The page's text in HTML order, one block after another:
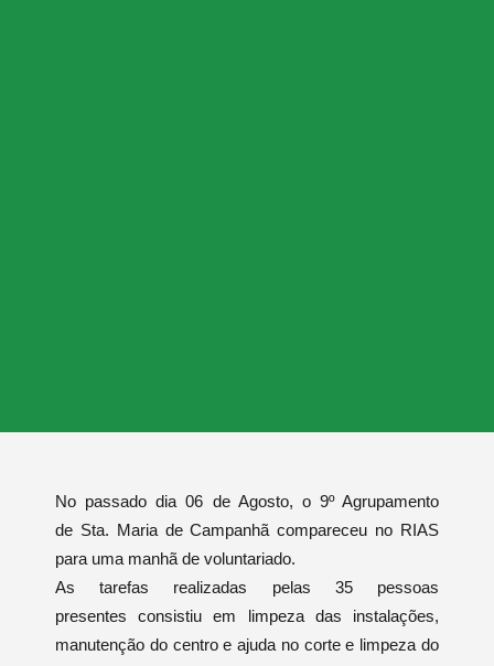
No passado dia 06 de Agosto, o 9º Agrupamento
de Sta. Maria de Campanhã compareceu no RIAS
para uma manhã de voluntariado.
As tarefas realizadas pelas 35 pessoas
presentes consistiu em limpeza das instalações,
manutenção do centro e ajuda no corte e limpeza do